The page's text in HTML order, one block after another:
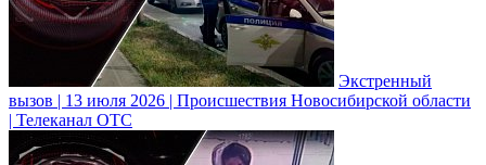
Экстренный
вызов | 13 июля 2026 | Происшествия Новосибирской области
| Телеканал ОТС